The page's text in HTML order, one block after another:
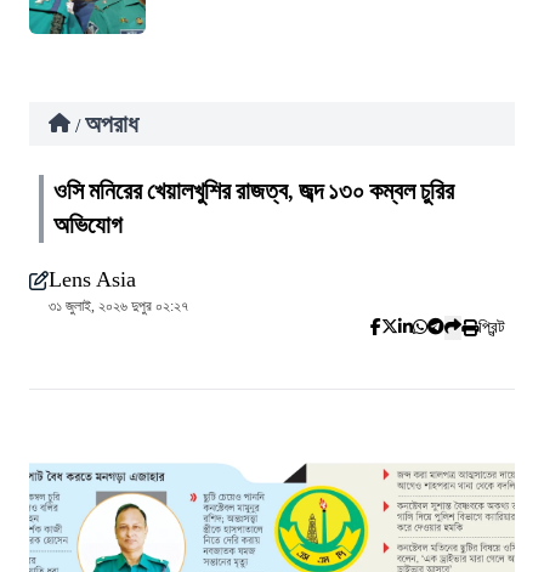
/ অপরাধ
ওসি মনিরের খেয়ালখুশির রাজত্ব, জব্দ ১৩০ কম্বল চুরির
অভিযোগ
Lens Asia
৩১ জুলাই, ২০২৬ দুপুর ০২:২৭
প্রিন্ট